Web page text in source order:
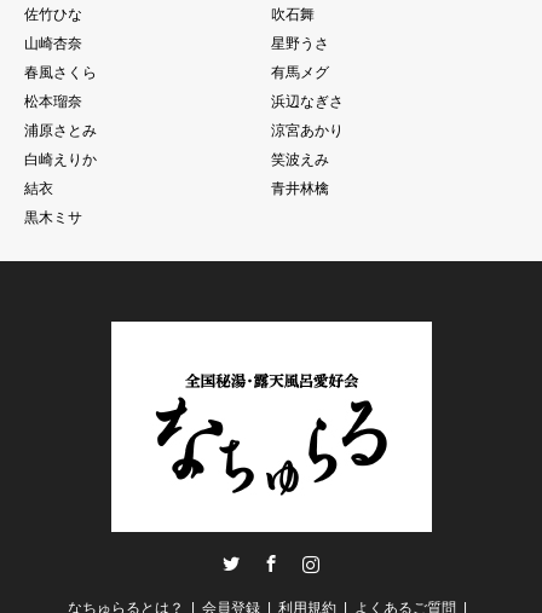
佐竹ひな
吹石舞
山崎杏奈
星野うさ
春風さくら
有馬メグ
松本瑠奈
浜辺なぎさ
浦原さとみ
涼宮あかり
白崎えりか
笑波えみ
結衣
青井林檎
黒木ミサ
なちゅらるとは？ 会員登録 利用規約 よくあるご質問